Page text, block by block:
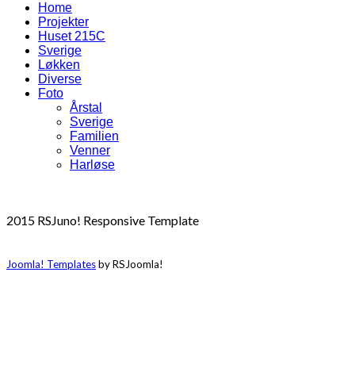
Home
Projekter
Huset 215C
Sverige
Løkken
Diverse
Foto
Årstal
Sverige
Familien
Venner
Harløse
2015 RSJuno! Responsive Template
Joomla! Templatesby RSJoomla!